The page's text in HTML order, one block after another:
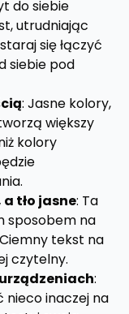
do siebie
utrudniając
się łączyć
siebie pod
: Jasne kolory,
większy
kolory
tło jasne: Ta
sposobem na
tekst na
czytelny.
:
nieco inaczej na